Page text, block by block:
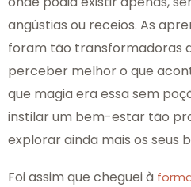
angústias ou receios. As
foram tão transformadoras
perceber melhor o que
que magia era essa sem
instilar um bem-estar tão
explorar ainda mais os seus
Foi assim que cheguei à